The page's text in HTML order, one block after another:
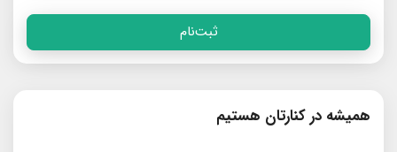
ثبت‌نام
همیشه در کنارتان هستیم